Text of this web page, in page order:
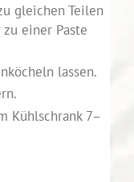
gleichen Teilen
einer Paste
lassen.
Kühlschrank 7–